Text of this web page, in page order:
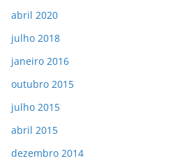
abril 2020
julho 2018
janeiro 2016
outubro 2015
julho 2015
abril 2015
dezembro 2014